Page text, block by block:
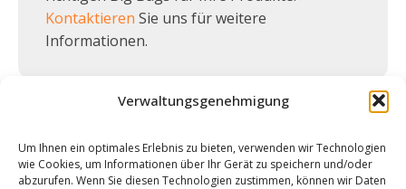
Verwaltungsgenehmigung
Um Ihnen ein optimales Erlebnis zu bieten, verwenden wir Technologien
wie Cookies, um Informationen über Ihr Gerät zu speichern und/oder
abzurufen. Wenn Sie diesen Technologien zustimmen, können wir Daten
Kontaktieren Sie uns für weitere
Informationen.